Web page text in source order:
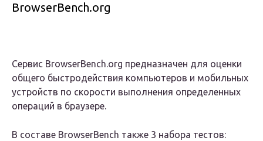
BrowserBench.org
Сервис BrowserBench.org предназначен для оценки
общего быстродействия компьютеров и мобильных
устройств по скорости выполнения определенных
операций в браузере.
В составе BrowserBench также 3 набора тестов: